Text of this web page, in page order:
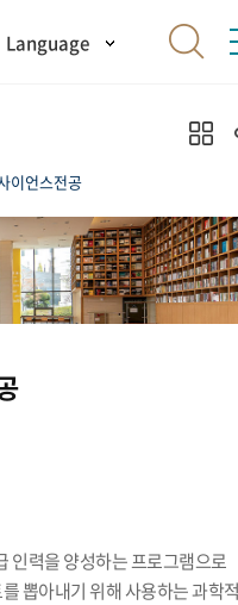
Language
이언스전공
인력을 양성하는 프로그램으로
뽑아내기 위해 사용하는 과학